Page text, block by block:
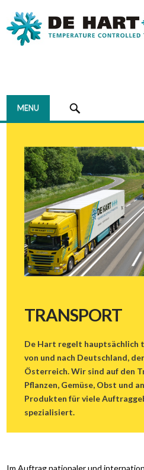
MENU Navigation
DAS UNTERNEHMEN
ÜBER DE HART
GESCHICHTE
WARUM DE HART
TRANSPORT UND LOGISTIK
LOGISTIK
LÄNDER
WAGENPARK
TRANSPORT
De Hart regelt hauptsächlich
von und nach Deutschland,
Österreich. Wir sind auf den
Pflanzen, Gemüse, Obst und
Produkten für viele
spezialisiert.